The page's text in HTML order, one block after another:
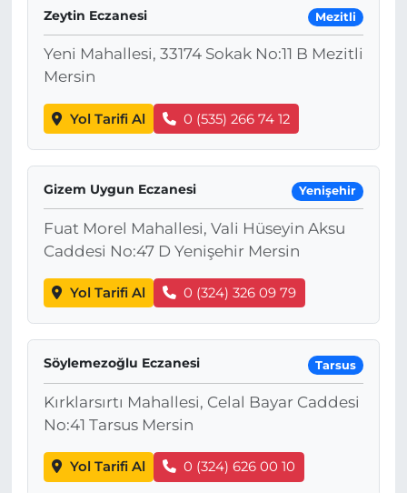
Zeytin Eczanesi Mezitli
Yeni Mahallesi, 33174 Sokak No:11 B Mezitli
Mersin
Yol Tarifi Al 0 (535) 266 74 12
Gizem Uygun Eczanesi Yenişehir
Fuat Morel Mahallesi, Vali Hüseyin Aksu
Caddesi No:47 D Yenişehir Mersin
Yol Tarifi Al 0 (324) 326 09 79
Söylemezoğlu Eczanesi Tarsus
Kırklarsırtı Mahallesi, Celal Bayar Caddesi
No:41 Tarsus Mersin
Yol Tarifi Al 0 (324) 626 00 10